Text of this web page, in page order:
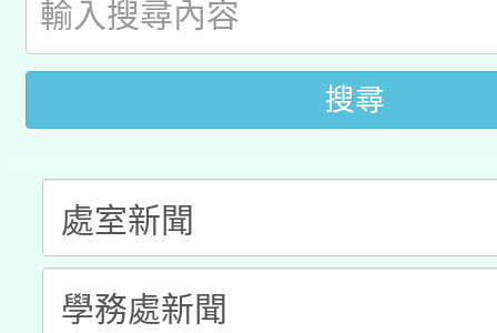
用水績優單位及節水達
桃園市孔廟祈福系列
開 智慧啟航」
2026年桃園地景藝術
搜尋